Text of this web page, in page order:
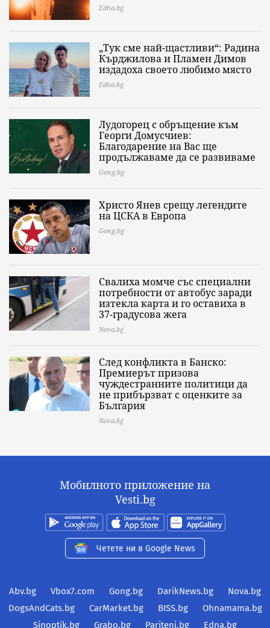
Edna.bg
„Тук сме най-щастливи“: Радина
Кърджилова и Пламен Димов
издадоха своето любимо място
Edna.bg
Лудогорец с обръщение към
Георги Домусчиев:
Благодарение на Вас ще
продължаваме да се развиваме
Gong.bg
Христо Янев срещу легендите
на ЦСКА в Европа
Gong.bg
Свалиха момче със специални
потребности от автобус заради
изтекла карта и го оставиха в
37-градусова жега
Nova.bg
След конфликта в Банско:
Премиерът призова
чуждестранните политици да
не прибързват с оценките за
България
Nova.bg
Мобилното приложение на
Vesti.bg
Четете ни в Google News
Abv.bg Vbox7.com Gong.bg DarikNews.bg
Nova.bg
DogsAndCats.bg
CarMarket.bg BISS.bg
Ohnamama.bg
Sinoptik.bg
Grabo.bg Pariteni.bg Edna.bg